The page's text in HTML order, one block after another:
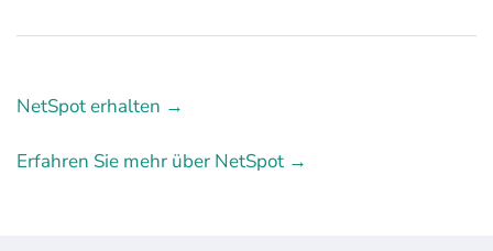
NetSpot erhalten →
Erfahren Sie mehr über NetSpot →